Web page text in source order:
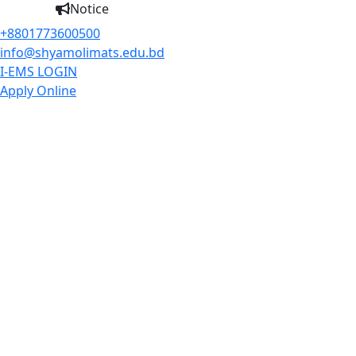
Notice
+8801773600500
info@shyamolimats.edu.bd
I-EMS LOGIN
Apply Online